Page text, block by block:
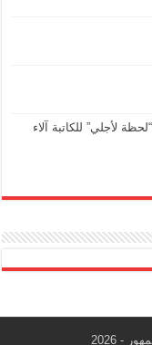
لأجلي” للكاتبة آلاء
- 2026